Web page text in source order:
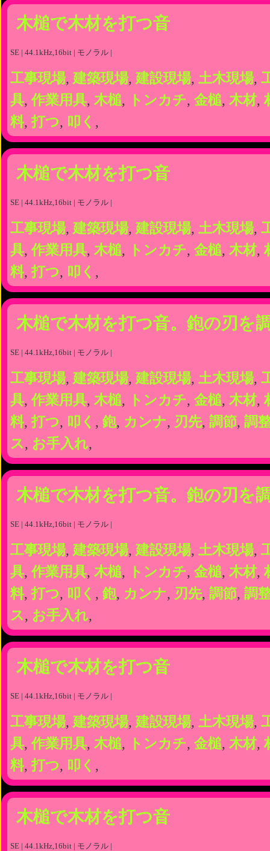
木槌で木材を打つ音
SE | 44.1kHz,16bit | モノラル |
工事現場, 建築現場, 建設現場, 土木現場,
具, 作業用具, 木槌, トンカチ, 金槌, 木材,
料, 打つ, 叩く ,
木槌で木材を打つ音
SE | 44.1kHz,16bit | モノラル |
工事現場, 建築現場, 建設現場, 土木現場,
具, 作業用具, 木槌, トンカチ, 金槌, 木材,
料, 打つ, 叩く ,
木槌で木材を打つ音。鉋の刃を
SE | 44.1kHz,16bit | モノラル |
工事現場, 建築現場, 建設現場, 土木現場,
具, 作業用具, 木槌, トンカチ, 金槌, 木材,
料, 打つ, 叩く , 鉋, カンナ, 刃先, 調節, 調
ス, お手入れ,
木槌で木材を打つ音。鉋の刃を
SE | 44.1kHz,16bit | モノラル |
工事現場, 建築現場, 建設現場, 土木現場,
具, 作業用具, 木槌, トンカチ, 金槌, 木材,
料, 打つ, 叩く , 鉋, カンナ, 刃先, 調節, 調
ス, お手入れ,
木槌で木材を打つ音
SE | 44.1kHz,16bit | モノラル |
工事現場, 建築現場, 建設現場, 土木現場,
具, 作業用具, 木槌, トンカチ, 金槌, 木材,
料, 打つ, 叩く ,
木槌で木材を打つ音
SE | 44.1kHz,16bit | モノラル |